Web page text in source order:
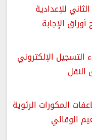
للإعدادية
الإجابة
التسجيل الإلكتروني
النقل
المكورات الرئوية
الوقائي